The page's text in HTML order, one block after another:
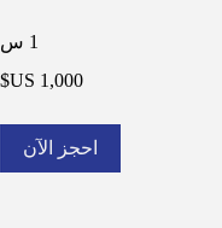
1 س
احجز الآن